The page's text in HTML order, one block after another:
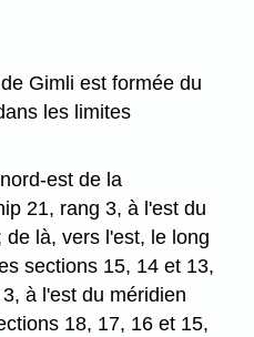
Gimli est formée du
les limites
est de la
21, rang 3, à l'est du
de là, vers l'est, le long
sections 15, 14 et 13,
à l'est du méridien
18, 17, 16 et 15,